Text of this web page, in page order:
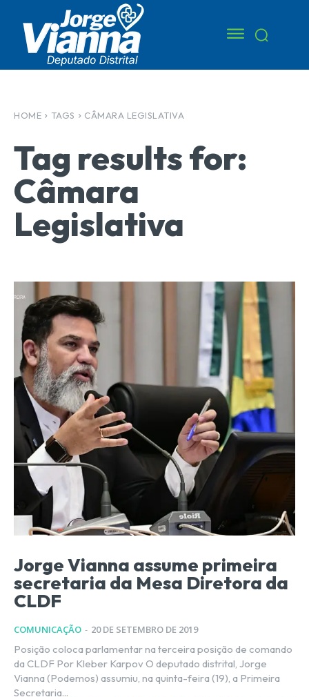
HOME TAGS CÂMARA LEGISLATIVA
Tag results for:
Câmara
Legislativa
Jorge Vianna assume primeira
secretaria da Mesa Diretora da
CLDF
COMUNICAÇÃO - 20 DE SETEMBRO DE 2019
Posição coloca parlamentar na terceira posição de comando
da CLDF Por Kleber Karpov O deputado distrital, Jorge
Vianna (Podemos) assumiu, na quinta-feira (19), a Primeira
Secretaria...